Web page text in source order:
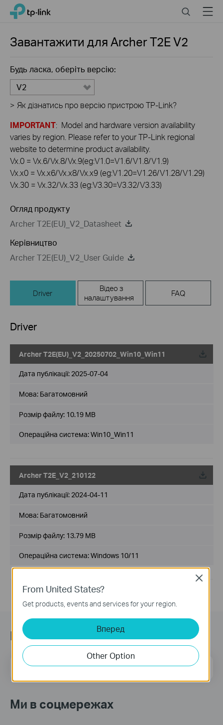
Click
navigation
TP-Link, Reliably Smart SearchMenu
Завантажити дляArcher T2EV2
Будь ласка, оберіть версію:
V2
> Як дізнатись про версію пристрою TP-Link?
IMPORTANT: Model and hardware version availability
varies by region. Please refer to your TP-Link regional
website to determine product availability.
Vx.0 = Vx.6/Vx.8/Vx.9(eg:V1.0=V1.6/V1.8/V1.9)
Vx.x0 = Vx.x6/Vx.x8/Vx.x9 (eg:V1.20=V1.26/V1.28/V1.29)
Vx.30 = Vx.32/Vx.33 (eg:V3.30=V3.32/V3.33)
Огляд продукту
Archer T2E(EU)_V2_Datasheet
Керівництво
Archer T2E(EU)_V2_User Guide
Driver
Відео з
налаштування
FAQ
Driver
Archer T2E(EU)_V2_20250702_Win10_Win11
Дата публікації: 2025-07-04
Мова: Багатомовний
Розмір файлу: 10.19 MB
Операційна система: Win10_Win11
Archer T2E_V2_210122
Дата публікації: 2024-04-11
Мова: Багатомовний
Розмір файлу: 13.79 MB
Операційна система: Windows 10/11
Підписатись на розсилку
Email Address Sign Up
Ми в соцмережах
From United States?
Get products, events and services for your region.
Вперед
Other Option
Close